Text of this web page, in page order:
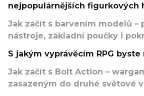
nejpopulárnějších figurkových
Jak začít s barvením modelů –
nástroje, základní poučky i
S jakým vyprávěcím RPG
Jak začít s Bolt Action –
zasazeným do druhé světové